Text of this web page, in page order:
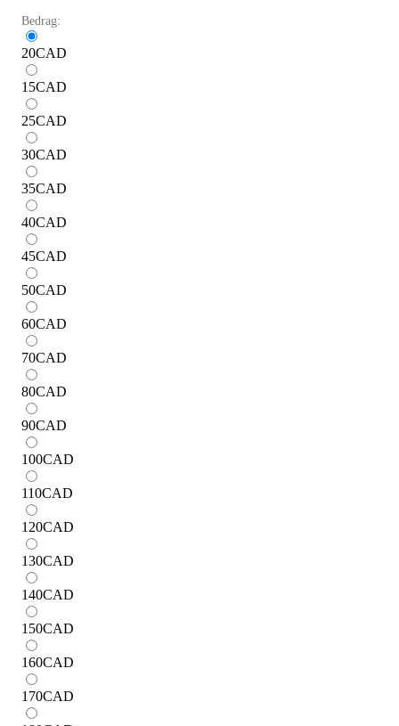
Bedrag:
20CAD
15CAD
25CAD
30CAD
35CAD
40CAD
45CAD
50CAD
60CAD
70CAD
80CAD
90CAD
100CAD
110CAD
120CAD
130CAD
140CAD
150CAD
160CAD
170CAD